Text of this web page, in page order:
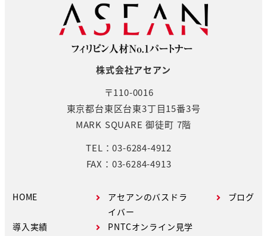
株式会社アセアン
〒110-0016
東京都台東区台東3丁目15番3号
MARK SQUARE 御徒町 7階
TEL：03-6284-4912
FAX：03-6284-4913
HOME
導入実績
アセアンのバスドラ
イバー
PNTCオンライン見学
ブログ